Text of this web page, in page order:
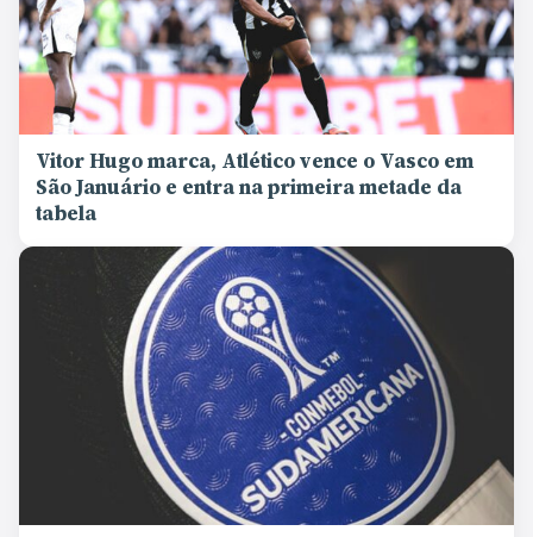
Vitor Hugo marca, Atlético vence o Vasco em
São Januário e entra na primeira metade da
tabela